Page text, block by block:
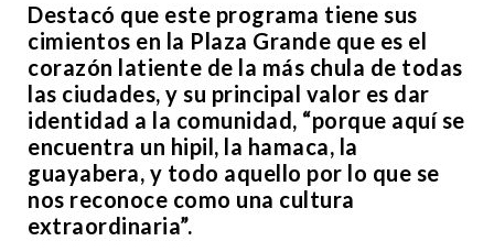
Destacó que este programa tiene sus
cimientos en la Plaza Grande que es el
corazón latiente de la más chula de todas
las ciudades, y su principal valor es dar
identidad a la comunidad, “porque aquí se
encuentra un hipil, la hamaca, la
guayabera, y todo aquello por lo que se
nos reconoce como una cultura
extraordinaria”.